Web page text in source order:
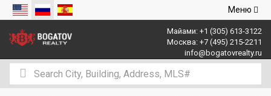
Открыть
Меню
Майами: +1 (305) 613-3122
Москва: +7 (495) 215-2211
info@bogatovrealty.ru